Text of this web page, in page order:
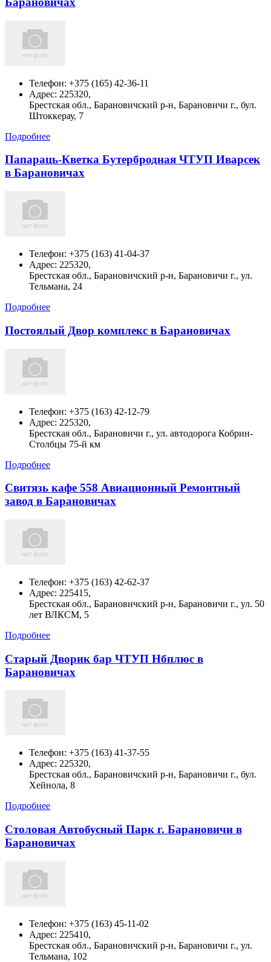
Телефон: +375 (165) 42-36-11
Адрес: 225320,
Брестская обл., Барановичский р-н, Барановичи г., бул.
Штоккерау, 7
Подробнее
Папараць-Кветка Бутербродная ЧТУП Иварсек
в Барановичах
Телефон: +375 (163) 41-04-37
Адрес: 225320,
Брестская обл., Барановичский р-н, Барановичи г., ул.
Тельмана, 24
Подробнее
Постоялый Двор комплекс в Барановичах
Телефон: +375 (163) 42-12-79
Адрес: 225320,
Брестская обл., Барановичи г., ул. автодорога Кобрин-
Столбцы 75-й км
Подробнее
Свитязь кафе 558 Авиационный Ремонтный
завод в Барановичах
Телефон: +375 (163) 42-62-37
Адрес: 225415,
Брестская обл., Барановичский р-н, Барановичи г., ул. 50
лет ВЛКСМ, 5
Подробнее
Старый Дворик бар ЧТУП Нбплюс в
Барановичах
Телефон: +375 (163) 41-37-55
Адрес: 225320,
Брестская обл., Барановичский р-н, Барановичи г., бул.
Хейнола, 8
Подробнее
Столовая Автобусный Парк г. Барановичи в
Барановичах
Телефон: +375 (163) 45-11-02
Адрес: 225410,
Брестская обл., Барановичский р-н, Барановичи г., ул.
Тельмана, 102